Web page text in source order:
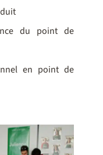
du point de
en point de